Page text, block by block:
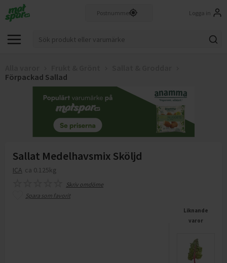
Logga in
Förpackad Sallad
Sallat Medelhavsmix Sköljd
ICA ca 0.125kg
Skriv omdöme
Spara som favorit
Liknande
varor